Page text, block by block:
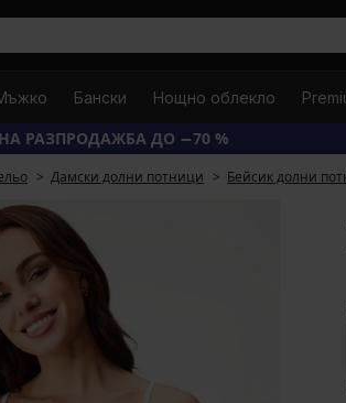
Бански Нощно облекло
РАЗПРОДАЖБА ДО −70 %
Дамски долни потници Бейсик долни